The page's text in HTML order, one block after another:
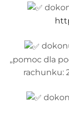
„pomoc dla
rachunku: